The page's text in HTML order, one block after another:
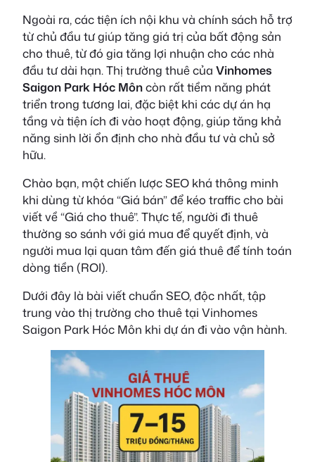
Ngoài ra, các tiện ích nội khu và chính sách hỗ trợ
từ chủ đầu tư giúp tăng giá trị của bất động sản
cho thuê, từ đó gia tăng lợi nhuận cho các nhà
đầu tư dài hạn. Thị trường thuê của Vinhomes
Saigon Park Hóc Môncòn rất tiềm năng phát
triển trong tương lai, đặc biệt khi các dự án hạ
tầng và tiện ích đi vào hoạt động, giúp tăng khả
năng sinh lời ổn định cho nhà đầu tư và chủ sở
hữu.
Chào bạn, một chiến lược SEO khá thông minh
khi dùng từ khóa “Giá bán” để kéo traffic cho bài
viết về “Giá cho thuê”. Thực tế, người đi thuê
thường so sánh với giá mua để quyết định, và
người mua lại quan tâm đến giá thuê để tính toán
dòng tiền (ROI).
Dưới đây là bài viết chuẩn SEO, độc nhất, tập
trung vào thị trường cho thuê tại Vinhomes
Saigon Park Hóc Môn khi dự án đi vào vận hành.